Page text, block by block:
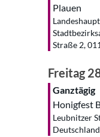
Plauen
Straße 2,
Freitag
Ganztägig
Honigfest
Leubnitzer
Deutschland